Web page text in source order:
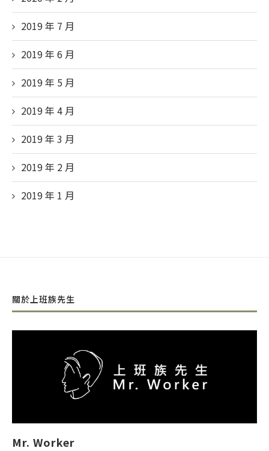
2019 年 7 月
2019 年 6 月
2019 年 5 月
2019 年 4 月
2019 年 3 月
2019 年 2 月
2019 年 1 月
關於上班族先生
Mr. Worker